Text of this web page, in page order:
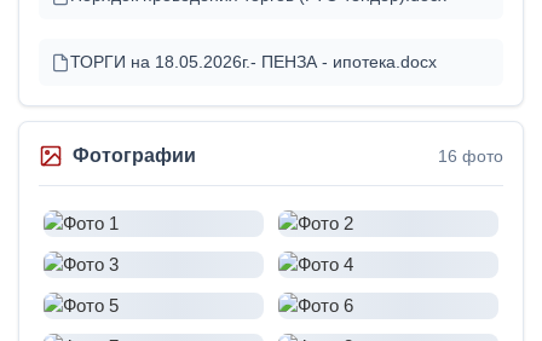
ТОРГИ на 18.05.2026г.- ПЕНЗА - ипотека.docx
Фотографии 16 фото